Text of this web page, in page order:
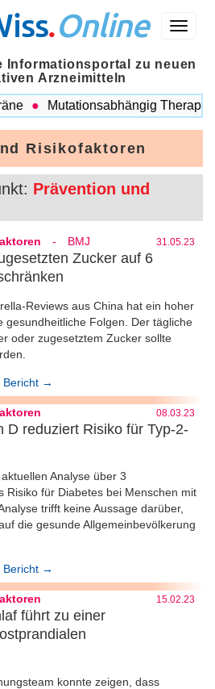
Menü
.Online
Informationsportal zu neuen
Arzneimitteln
Mutationsabhängig Therapie
Risikofaktoren
Prävention und
- BMJ 31.05.23
Zucker auf 6
Reviews aus China hat ein hoher
gesundheitliche Folgen. Der tägliche
oder zugesetztem Zucker sollte
Bericht →
08.03.23
D reduziert Risiko für Typ-2-
Analyse über 3
Risiko für Diabetes bei Menschen mit
trifft keine Aussage darüber,
die gesunde Allgemeinbevölkerung
Bericht →
15.02.23
führt zu einer
konnte zeigen, dass